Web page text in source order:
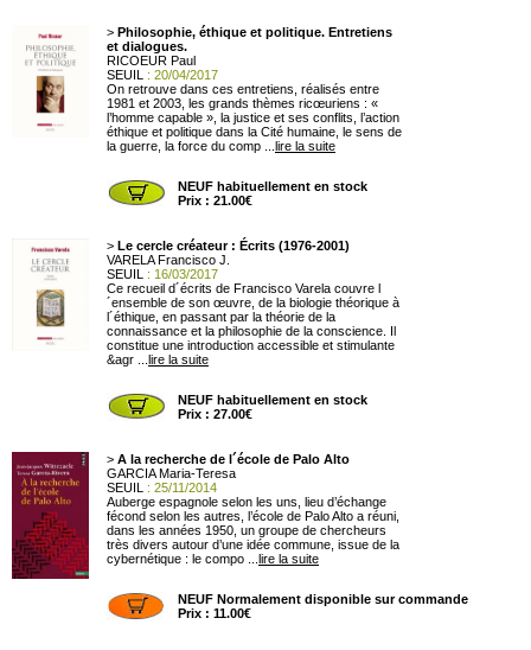
> Philosophie, éthique et politique. Entretiens
et dialogues.
RICOEUR Paul
SEUIL
: 20/04/2017
On retrouve dans ces entretiens, réalisés entre
1981 et 2003, les grands thèmes ricœuriens : «
l’homme capable », la justice et ses conflits, l’action
éthique et politique dans la Cité humaine, le sens de
la guerre, la force du comp ... lire la suite
NEUF habituellement en stock
Prix : 21.00€
> Le cercle créateur : Écrits (1976-2001)
VARELA Francisco J.
SEUIL
: 16/03/2017
Ce recueil d´écrits de Francisco Varela couvre l
´ensemble de son œuvre, de la biologie théorique à
l´éthique, en passant par la théorie de la
connaissance et la philosophie de la conscience. Il
constitue une introduction accessible et stimulante
&agr ... lire la suite
NEUF habituellement en stock
Prix : 27.00€
> A la recherche de l´école de Palo Alto
GARCIA Maria-Teresa
SEUIL
: 25/11/2014
Auberge espagnole selon les uns, lieu d’échange
fécond selon les autres, l’école de Palo Alto a réuni,
dans les années 1950, un groupe de chercheurs
très divers autour d’une idée commune, issue de la
cybernétique : le compo ... lire la suite
NEUF Normalement disponible sur commande
Prix : 11.00€